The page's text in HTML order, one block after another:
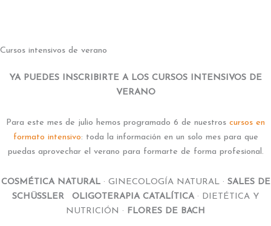
Cursos intensivos de verano
YA PUEDES INSCRIBIRTE A LOS CURSOS INTENSIVOS DE
VERANO
Para este mes de julio hemos programado 6 de nuestros cursos en
formato intensivo: toda la información en un solo mes para que
puedas aprovechar el verano para formarte de forma profesional.
COSMÉTICA NATURAL· GINECOLOGÍA NATURAL · SALES DE
SCHÜSSLER
OLIGOTERAPIA CATALÍTICA· DIETÉTICA Y
NUTRICIÓN · FLORES DE BACH